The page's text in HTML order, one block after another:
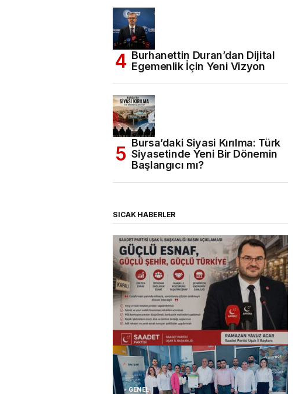
Burhanettin Duran’dan Dijital
Egemenlik İçin Yeni Vizyon
Bursa’daki Siyasi Kırılma: Türk
Siyasetinde Yeni Bir Dönemin
Başlangıcı mı?
SICAK HABERLER
(başlıksız)
Alaattin Karahan tarafından 14/07/2026
GENEL